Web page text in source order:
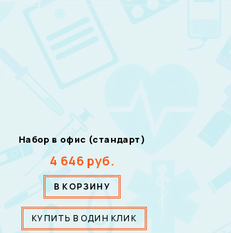
Набор в офис (стандарт)
4 646 руб.
В КОРЗИНУ
КУПИТЬ В ОДИН КЛИК